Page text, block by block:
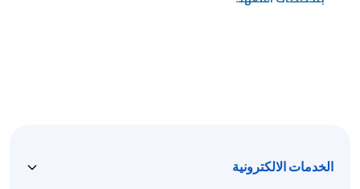
الخدمات الالكترونية